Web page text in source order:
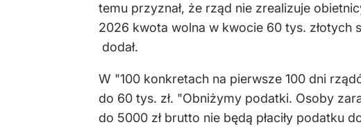
temu przyznał, że rząd nie zrealizuje
2026 kwota wolna w kwocie 60 tys. złotych
dodał.
W "100 konkretach na pierwsze 100 dni
do 60 tys. zł. "Obniżymy podatki. Osoby
do 5000 zł brutto nie będą płaciły podatku